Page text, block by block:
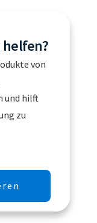
helfen?
von
und hilft
zu